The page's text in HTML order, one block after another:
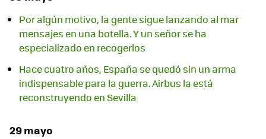
Por algún motivo, la gente sigue lanzando al mar
mensajes en una botella. Y un señor se ha
especializado en recogerlos
Hace cuatro años, España se quedó sin un arma
indispensable para la guerra. Airbus la está
reconstruyendo en Sevilla
29 mayo